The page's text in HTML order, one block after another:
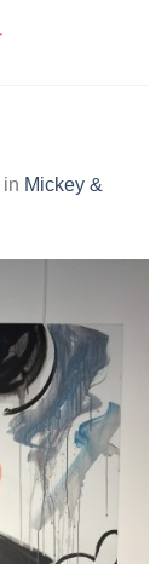
in Mickey &